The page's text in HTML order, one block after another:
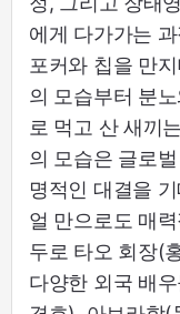
에게 다가가는
포커와 칩을 만
의 모습부터 분
로 먹고 산 새끼
의 모습은 글로
명적인 대결을
얼 만으로도 매
두로 타오 회장(
다양한 외국 배